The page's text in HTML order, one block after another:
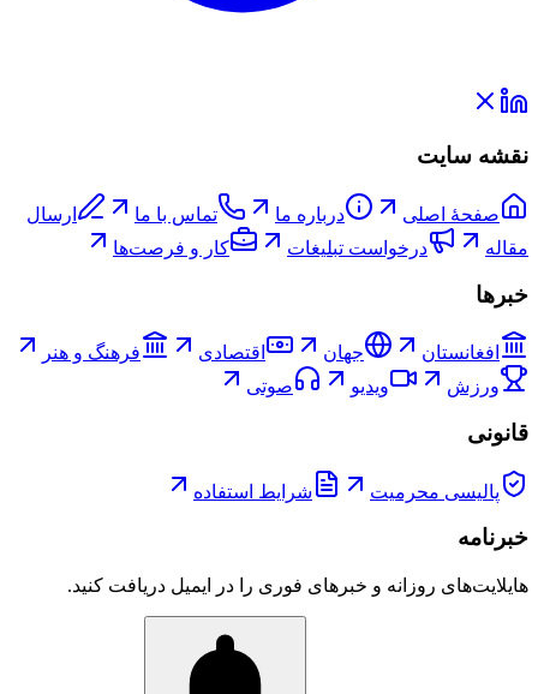
نقشه سایت
صفحۀ اصلی درباره ما تماس با ما
ارسال
مقاله
درخواست تبلیغات کار و فرصت‌ها
خبرها
افغانستان جهان اقتصادی
فرهنگ و هنر
ورزش
ویدیو صوتی
قانونی
پالیسی محرمیت شرایط استفاده
خبرنامه
هایلایت‌های روزانه و خبرهای فوری را در ایمیل دریافت کنید.